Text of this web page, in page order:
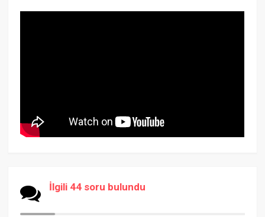
İlgili 44 soru bulundu